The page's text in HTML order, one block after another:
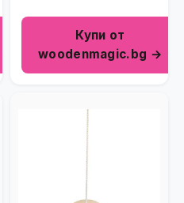
Купи от
woodenmagic.bg →